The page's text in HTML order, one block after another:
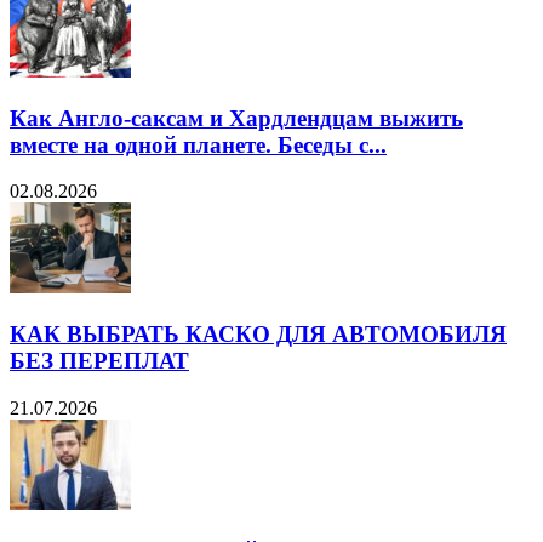
Как Англо-саксам и Хардлендцам выжить
вместе на одной планете. Беседы с...
02.08.2026
КАК ВЫБРАТЬ КАСКО ДЛЯ АВТОМОБИЛЯ
БЕЗ ПЕРЕПЛАТ
21.07.2026